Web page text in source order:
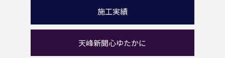
施工実績
天峰新聞心ゆたかに